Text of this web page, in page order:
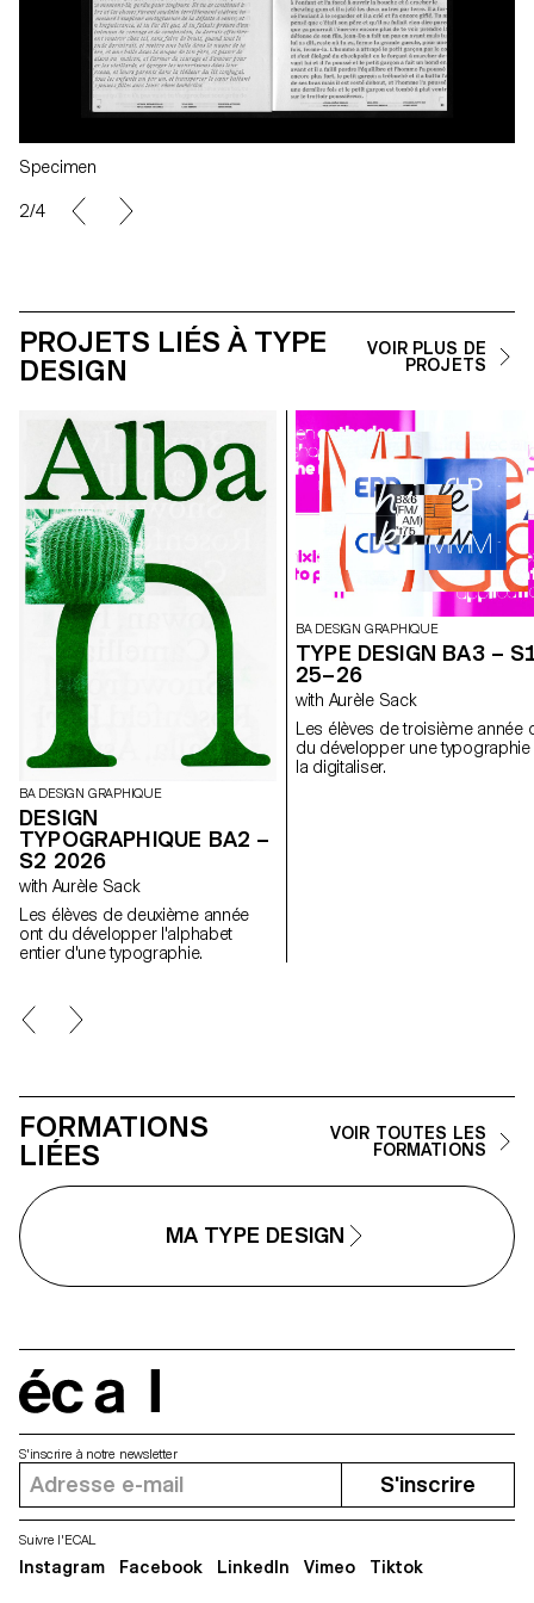
Specimen
2/4
PROJETS LIÉS À TYPE
DESIGN
VOIR PLUS DE
PROJETS
BA DESIGN GRAPHIQUE
DESIGN
TYPOGRAPHIQUE BA2 –
S2 2026
with Aurèle Sack
Les élèves de deuxième année
ont du développer l'alphabet
entier d'une typographie.
BA DESIGN GRAPHIQUE
TYPE DESIGN BA3 –
25–26
with Aurèle Sack
Les élèves de troisième année
du développer une typographie
la digitaliser.
FORMATIONS
LIÉES
VOIR TOUTES LES
FORMATIONS
MA TYPE DESIGN
S'inscrire à notre newsletter
S'inscrire
Suivre l'ECAL
Instagram Facebook LinkedIn Vimeo Tiktok